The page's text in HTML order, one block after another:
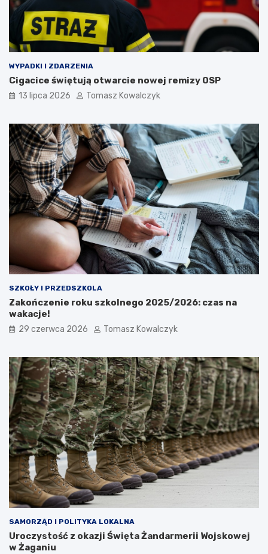
WYPADKI I ZDARZENIA
Cigacice świętują otwarcie nowej remizy OSP
13 lipca 2026 Tomasz Kowalczyk
SZKOŁY I PRZEDSZKOLA
Zakończenie roku szkolnego 2025/2026: czas na
wakacje!
29 czerwca 2026 Tomasz Kowalczyk
SAMORZĄD I POLITYKA LOKALNA
Uroczystość z okazji Święta Żandarmerii Wojskowej
w Żaganiu